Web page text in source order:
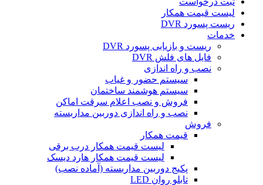
لیست قیمت همکار
ریست پسورد DVR
خدمات
ریست و بازیابی پسورد DVR
فایل های فلش DVR
نصب و راه اندازی
سیستم حضور و غیاب
سیستم هوشمند ساختمان
فروش و نصب اعلام سرقت اماکن
نصب و راه اندازی دوربین مداربسته
فروش
قیمت همکار
لیست قیمت همکار درب برقی
لیست قیمت همکار هارد دیسک
پکیج دوربین مداربسته (آماده نصب)
تابلو روان LED